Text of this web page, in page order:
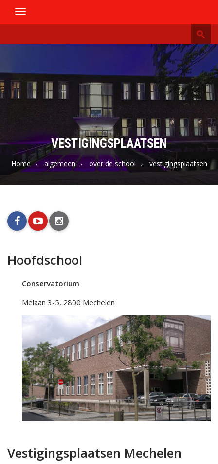
Toggle
navigation
Mechelen
VESTIGINGSPLAATSEN
Home algemeen over de school vestigingsplaatsen
Hoofdschool
Conservatorium
Melaan 3-5, 2800 Mechelen
Vestigingsplaatsen Mechelen